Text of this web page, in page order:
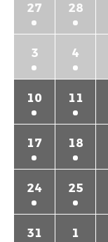
27 28
3 4
10 11
17 18
24 25
31 1